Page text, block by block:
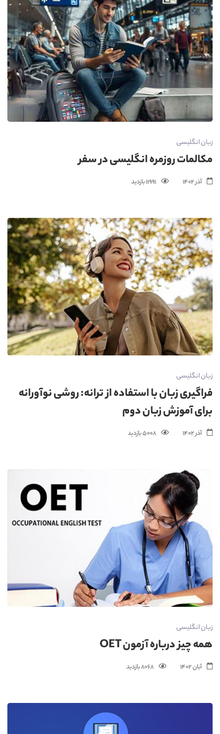
زبان انگلیسی
مکالمات روزمره انگلیسی در سفر
آذر 1402 11991 بازدید
زبان انگلیسی
فراگیری زبان با استفاده از ترانه: روشی نوآورانه
برای آموزش زبان دوم
آذر 1402 5008 بازدید
زبان انگلیسی
همه چیز درباره آزمون OET
آبان 1402 8068 بازدید